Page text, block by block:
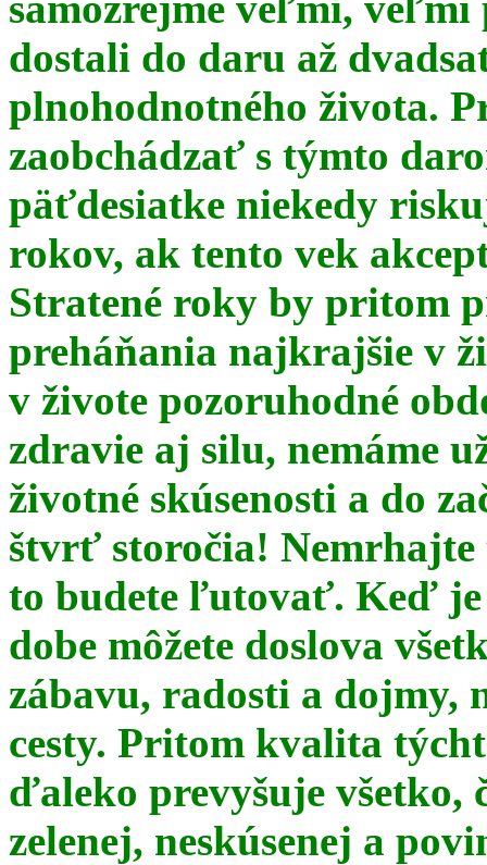
dostali do daru až
plnohodnotného života.
zaobchádzať s týmto
päťdesiatke niekedy
rokov, ak tento vek
Stratené roky by pritom
preháňania najkrajšie v
v živote pozoruhodné
zdravie aj silu, nemáme
životné skúsenosti a do
štvrť storočia!
to budete ľutovať. Keď je
dobe môžete doslova
zábavu, radosti a dojmy,
cesty. Pritom kvalita
ďaleko prevyšuje všetko,
zelenej, neskúsenej a